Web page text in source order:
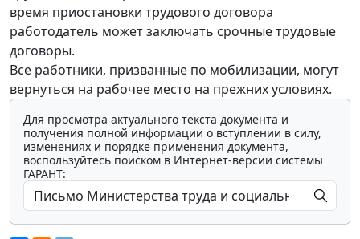
время приостановки трудового договора
работодатель может заключать срочные трудовые
договоры.
Все работники, призванные по мобилизации, могут
вернуться на рабочее место на прежних условиях.
Для просмотра актуального текста документа и
получения полной информации о вступлении в силу,
изменениях и порядке применения документа,
воспользуйтесь поиском в Интернет-версии системы
ГАРАНТ: